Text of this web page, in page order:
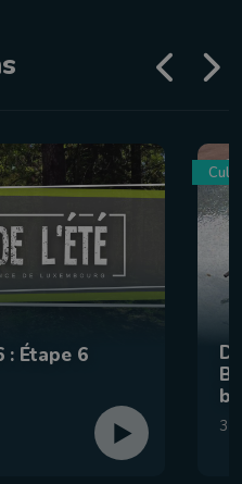
: Étape 6
31